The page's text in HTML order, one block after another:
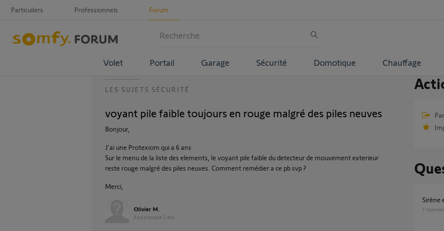
Particuliers Professionnels Forum
Volet Portail Garage Sécurité Domotique Chauffage
LES SUJETS SÉCURITÉ
voyant pile faible toujours en rouge malgré des piles neuves
Bonjour,
J'ai une Protexiom qui a 6 ans
Sur le menu de la liste des elements, le voyant pile faible du detecteur de mouvement exterieur
reste rouge malgré des piles neuves. Comment remédier a ce pb svp ?
Merci,
Olivier M.
il y a presque 2 ans
7 réponses